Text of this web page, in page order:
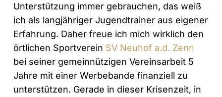
Unterstützung immer gebrauchen, das weiß
ich als langjähriger Jugendtrainer aus eigener
Erfahrung. Daher freue ich mich wirklich den
örtlichen Sportverein SV Neuhof a.d. Zenn
bei seiner gemeinnützigen Vereinsarbeit 5
Jahre mit einer Werbebande finanziell zu
unterstützen. Gerade in dieser Krisenzeit, in